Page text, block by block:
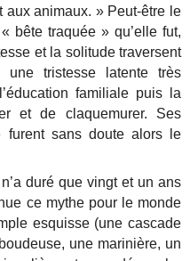
animaux. » Peut-être le
bête traquée » qu’elle fut,
et la solitude traversent
tristesse latente très
familiale puis la
et de claquemurer. Ses
furent sans doute alors le
duré que vingt et un ans
ce mythe pour le monde
esquisse (une cascade
une marinière, un